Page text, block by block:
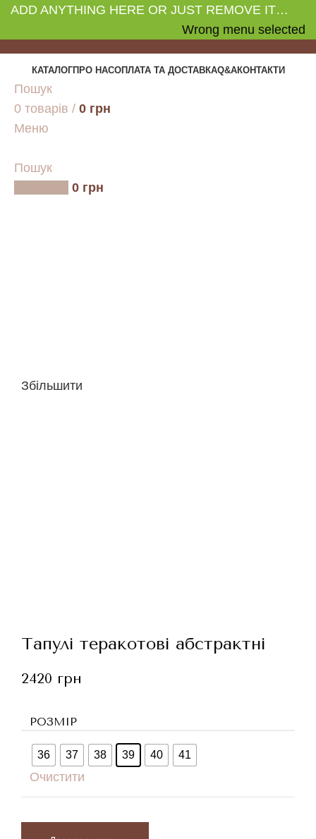
ADD ANYTHING HERE OR JUST REMOVE IT…
Wrong menu selected
КАТАЛОГПРО НАСОПЛАТА ТА ДОСТАВКАQ&AКОНТАКТИ
Пошук
0 товарів / 0 грн
Меню
Пошук
0 грн
Збільшити
Тапулі теракотові абстрактні
2420 грн
РОЗМІР
36 37 38 39 40 41
Очистити